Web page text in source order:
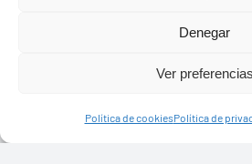
Denegar
Ver preferencias
Política de cookiesPolítica de
derechos
Diseño web Solucionet.com